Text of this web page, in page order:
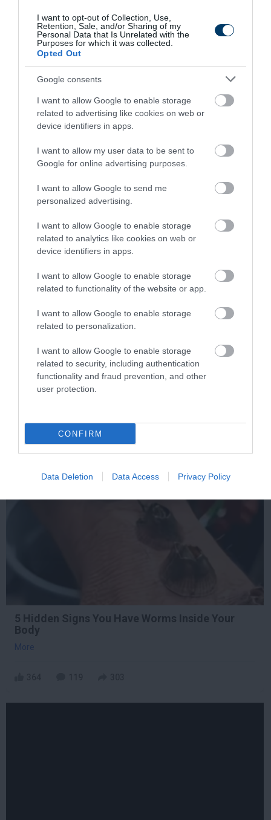
I want to opt-out of Collection, Use,
Retention, Sale, and/or Sharing of my
Personal Data that Is Unrelated with the
Purposes for which it was collected.
Opted Out
Google consents
I want to allow Google to enable storage
related to advertising like cookies on web or
device identifiers in apps.
I want to allow my user data to be sent to
Google for online advertising purposes.
I want to allow Google to send me
personalized advertising.
I want to allow Google to enable storage
related to analytics like cookies on web or
device identifiers in apps.
I want to allow Google to enable storage
related to functionality of the website or app.
I want to allow Google to enable storage
related to personalization.
I want to allow Google to enable storage
related to security, including authentication
functionality and fraud prevention, and other
user protection.
CONFIRM
Data Deletion Data Access Privacy Policy
One Teaspoon And All The Worms In The Body
282 164 248
9 h 5 min
Stop Eating These 3 Foods That Are Known to
Cause Parasites
188
54 min
5 Hidden Signs You Have Worms Inside Your
Body
More